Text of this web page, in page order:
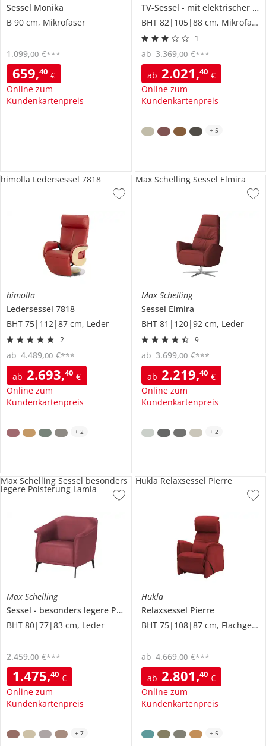
Sessel Monika
B 90 cm, Mikrofaser
659,40 €
Online zum
Kundenkartenpreis
1.099,00 €***
TV-Sessel
mit elektrischer Relaxfunktion
BHT 82|105|88 cm, Mikrofaser
1
ab 2.021,40 €
Online zum
Kundenkartenpreis
ab 3.369,00 €***
+ 5
himolla
Ledersessel 7818
BHT 75|112|87 cm, Leder
2
ab 2.693,40 €
Online zum
Kundenkartenpreis
ab 4.489,00 €***
himolla Ledersessel 7818
+ 2
Max Schelling
Sessel Elmira
BHT 81|120|92 cm, Leder
9
ab 2.219,40 €
Online zum
Kundenkartenpreis
ab 3.699,00 €***
Max Schelling Sessel Elmira
+ 2
Max Schelling
Sessel
besonders legere Polsterung
Lamia
BHT 80|77|83 cm, Leder
1.475,40 €
Online zum
Kundenkartenpreis
2.459,00 €***
Max Schelling Sessel besonders
legere Polsterung Lamia
+ 7
Hukla
Relaxsessel Pierre
BHT 75|108|87 cm, Flachgewebe
ab 2.801,40 €
Online zum
Kundenkartenpreis
ab 4.669,00 €***
Hukla Relaxsessel Pierre
+ 5